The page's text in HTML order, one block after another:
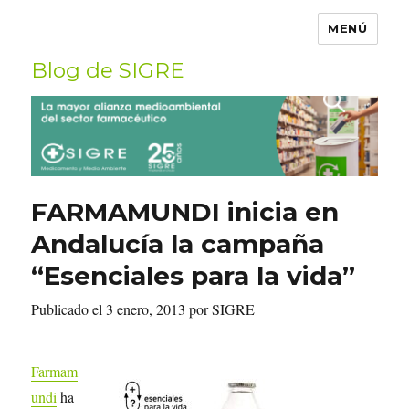
MENÚ
Blog de SIGRE
Buscar
por:
FARMAMUNDI inicia en
Andalucía la campaña
“Esenciales para la vida”
Publicado el 3 enero, 2013 por SIGRE
Farmam
undiha